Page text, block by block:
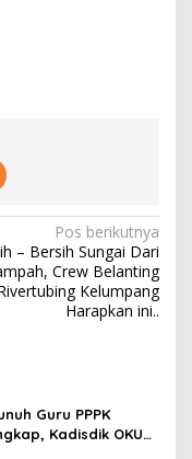
Pos berikutnya
– Bersih Sungai Dari
Crew Belanting
Kelumpang
Harapkan ini..
Guru PPPK
Kadisdik OKU